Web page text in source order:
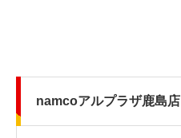
namcoアルプラザ鹿島店